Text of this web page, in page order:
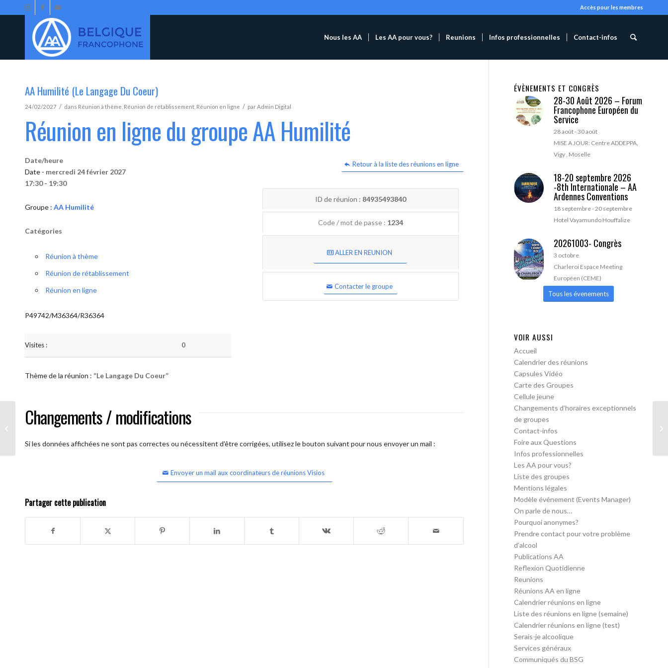
Accès pour les membres
Nous les AA Les AA pour vous? Reunions Infos professionnelles Contact-infos
AA Humilité (Le Langage Du Coeur)
24/02/2027 / dans Réunion à thème Réunion de rétablissement Réunion en ligne / parAdmin Digital
Réunion en ligne du groupe AA Humilité
Retour à la liste des réunions en ligne
Date/heure
Date - mercredi 24 février 2027
17:30 - 19:30
Groupe : AA Humilité
Catégories
Réunion à thème
Réunion de rétablissement
Réunion en ligne
P49742/M36364/R36364
Visites : 0
ID de réunion : 84935493840
Code / mot de passe : 1234
ALLER EN REUNION
Contacter le groupe
Thème de la réunion : “Le Langage Du Coeur”
Changements / modifications
Si les données affichées ne sont pas correctes ou nécessitent d'être corrigées, utilisez le bouton suivant pour nous envoyer un mail :
Envoyer un mail aux coordinateurs de réunions Visios
Partager cette publication
ÉVÈNEMENTS ET CONGRÈS
28-30 Août 2026 – Forum
Francophone Européen du
Service
28 août-30 août
MISE A JOUR: Centre ADDEPPA,
Vigy , Moselle
18-20 septembre 2026
-8th Internationale – AA
Ardennes Conventions
18 septembre-20 septembre
Hotel Vayamundo Houffalize
20261003- Congrès
3 octobre
Charleroi Espace Meeting
Européen (CEME)
Tous les évenements
VOIR AUSSI
Accueil
Calendrier des réunions
Capsules Vidéo
Carte des Groupes
Cellule jeune
Changements d’horaires exceptionnels
de groupes
Contact-infos
Foire aux Questions
Infos professionnelles
Les AA pour vous?
Liste des groupes
Mentions légales
Modèle événement (Events Manager)
On parle de nous…
Pourquoi anonymes?
Prendre contact pour votre problème
d’alcool
Publications AA
Reflexion Quotidienne
Reunions
Réunions AA en ligne
Calendrier réunions en ligne
Liste des réunions en ligne (semaine)
Calendrier réunions en ligne (test)
Serais-je alcoolique
Services généraux
Communiqués du BSG
AA Humilité (Le Langage Du Coeur)